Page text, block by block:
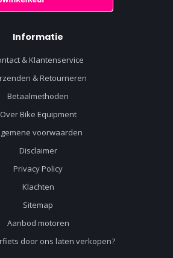
Informatie
& Klantenservice
& Retourneren
Betaalmethoden
Over Bike Equipment
voorwaarden
Disclaimer
Privacy Policy
Klachten
Sitemap
Aanbod motoren
door ons laten verkopen?